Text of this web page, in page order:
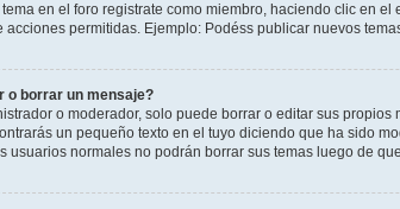
en el foro registrate como miembro, haciendo clic en
acciones permitidas. Ejemplo: Podéss publicar nuevos
o borrar un mensaje?
o moderador, solo puede borrar o editar sus
un pequeño texto en el tuyo diciendo que ha sido
usuarios normales no podrán borrar sus temas luego de